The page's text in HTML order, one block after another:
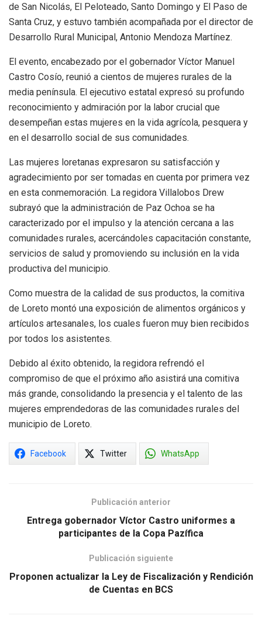
de San Nicolás, El Peloteado, Santo Domingo y El Paso de
Santa Cruz, y estuvo también acompañada por el director de
Desarrollo Rural Municipal, Antonio Mendoza Martínez.
El evento, encabezado por el gobernador Víctor Manuel
Castro Cosío, reunió a cientos de mujeres rurales de la
media península. El ejecutivo estatal expresó su profundo
reconocimiento y admiración por la labor crucial que
desempeñan estas mujeres en la vida agrícola, pesquera y
en el desarrollo social de sus comunidades.
Las mujeres loretanas expresaron su satisfacción y
agradecimiento por ser tomadas en cuenta por primera vez
en esta conmemoración. La regidora Villalobos Drew
subrayó que la administración de Paz Ochoa se ha
caracterizado por el impulso y la atención cercana a las
comunidades rurales, acercándoles capacitación constante,
servicios de salud y promoviendo su inclusión en la vida
productiva del municipio.
Como muestra de la calidad de sus productos, la comitiva
de Loreto montó una exposición de alimentos orgánicos y
artículos artesanales, los cuales fueron muy bien recibidos
por todos los asistentes.
Debido al éxito obtenido, la regidora refrendó el
compromiso de que el próximo año asistirá una comitiva
más grande, consolidando la presencia y el talento de las
mujeres emprendedoras de las comunidades rurales del
municipio de Loreto.
Facebook Twitter WhatsApp
Publicación anterior
Entrega gobernador Víctor Castro uniformes a
participantes de la Copa Pazífica
Publicación siguiente
Proponen actualizar la Ley de Fiscalización y Rendición
de Cuentas en BCS